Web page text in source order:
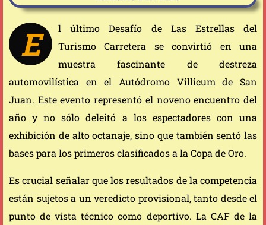
E
l último Desafío de Las Estrellas del
Turismo Carretera se convirtió en una
muestra fascinante de destreza
automovilística en el Autódromo Villicum de San
Juan. Este evento representó el noveno encuentro del
año y no sólo deleitó a los espectadores con una
exhibición de alto octanaje, sino que también sentó las
bases para los primeros clasificados a la Copa de Oro.
Es crucial señalar que los resultados de la competencia
están sujetos a un veredicto provisional, tanto desde el
punto de vista técnico como deportivo. La CAF de la